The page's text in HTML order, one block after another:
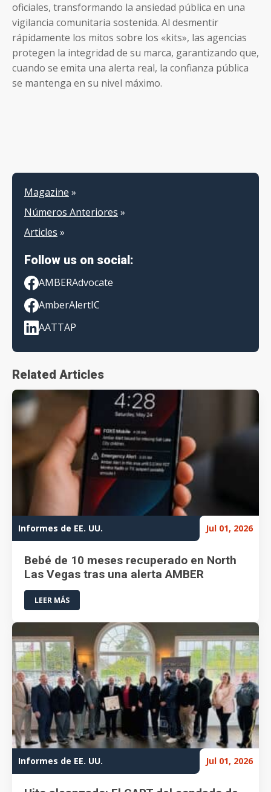
oficiales, transformando la ansiedad pública en una
vigilancia comunitaria sostenida. Al desmentir
rápidamente los mitos sobre los «kits», las agencias
protegen la integridad de su marca, garantizando que,
cuando se emita una alerta real, la confianza pública
se mantenga en su nivel máximo.
Magazine »
Números Anteriores »
Articles »
Follow us on social:
AMBERAdvocate
AmberAlertIC
AATTAP
Related Articles
Informes de EE. UU. Jul 01, 2026
Bebé de 10 meses recuperado en North
Las Vegas tras una alerta AMBER
LEER MÁS
Informes de EE. UU. Jul 01, 2026